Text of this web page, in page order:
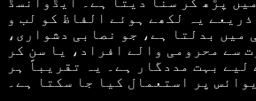
یہ لکھے ہوئے الفاظ کو لب و
میں بدلتا ہے، جو نصابی دشواری،
سے محرومی والے افراد، یا سن کر
بہت مددگار ہے۔ یہ تقریباً ہر
پر استعمال کیا جا سکتا ہے۔